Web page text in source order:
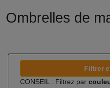
Ombrelles de
Filtrer
CONSEIL : Filtrez par